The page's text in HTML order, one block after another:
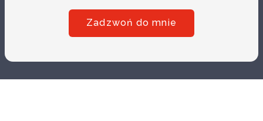
Zadzwoń do mnie